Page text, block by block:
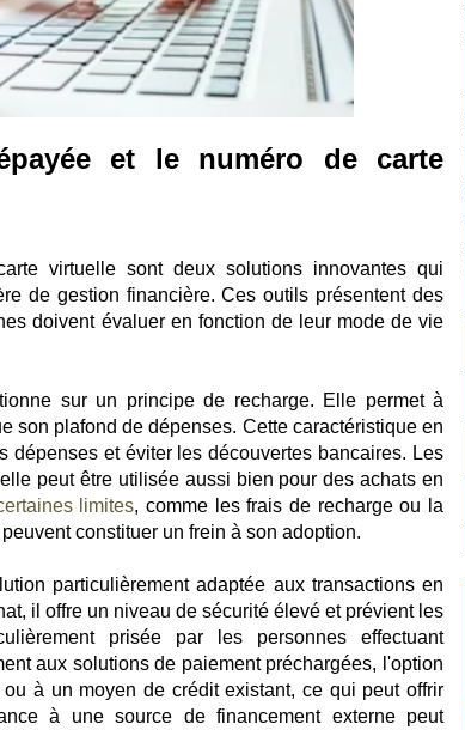
et le numéro de carte
virtuelle sont deux solutions innovantes qui
de gestion financière. Ces outils présentent des
doivent évaluer en fonction de leur mode de vie
sur un principe de recharge. Elle permet à
son plafond de dépenses. Cette caractéristique en
et éviter les découvertes bancaires. Les
peut être utilisée aussi bien pour des achats en
limites, comme les frais de recharge ou la
constituer un frein à son adoption.
particulièrement adaptée aux transactions en
il offre un niveau de sécurité élevé et prévient les
prisée par les personnes effectuant
aux solutions de paiement préchargées, l'option
à un moyen de crédit existant, ce qui peut offrir
à une source de financement externe peut